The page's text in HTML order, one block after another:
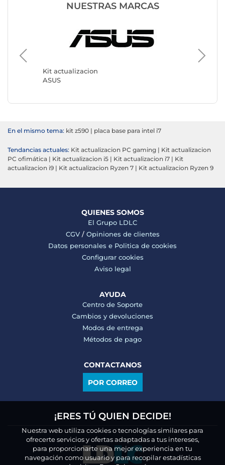
NUESTRAS MARCAS
Kit actualizacion
ASUS
En el mismo tema: kit z590 | placa base para intel i7
Tendancias actuales: Kit actualizacion PC gaming | Kit actualizacion
PC ofimática | Kit actualizacion i5 | Kit actualizacion i7 | Kit
actualizacion i9 | Kit actualizacion Ryzen 7 | Kit actualizacion Ryzen 9
QUIENES SOMOS
El Grupo LDLC
CGV/ Opiniones de clientes
Datos personales e Politica de cookies
Configurar cookies
Aviso legal
AYUDA
Centro de Soporte
Cambios y devoluciones
Modos de entrega
Métodos de pago
CONTACTANOS
POR CORREO
¡ERES TÚ QUIEN DECIDE!
Nuestra web utiliza cookies o tecnologías similares para
ofrecerte servicios y ofertas adaptadas a tus intereses,
para proporcionarte una mejor experiencia en tu
navegación como usuario y para recopilar estadísticas